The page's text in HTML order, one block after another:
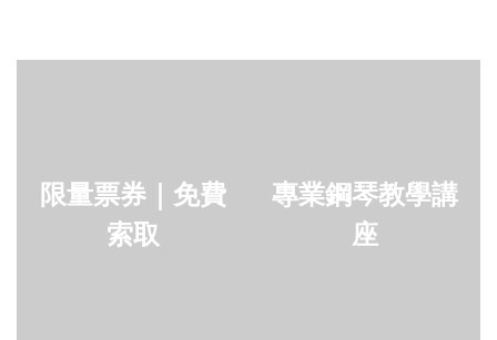
限量票券｜免費
索取
專業鋼琴教學講
座